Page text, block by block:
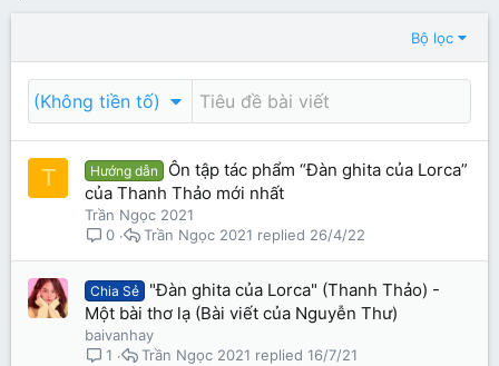
Bộ lọc
(Không tiền tố)
T Hướng dẫn
Ôn tập tác phẩm “Đàn ghita của Lorca”
của Thanh Thảo mới nhất
Trần Ngọc 2021
0
26/4/22
Trần Ngọc 2021
Chia Sẻ
"Đàn ghita của Lorca" (Thanh Thảo) -
Một bài thơ lạ (Bài viết của Nguyễn Thư)
baivanhay
1
16/7/21
Trần Ngọc 2021